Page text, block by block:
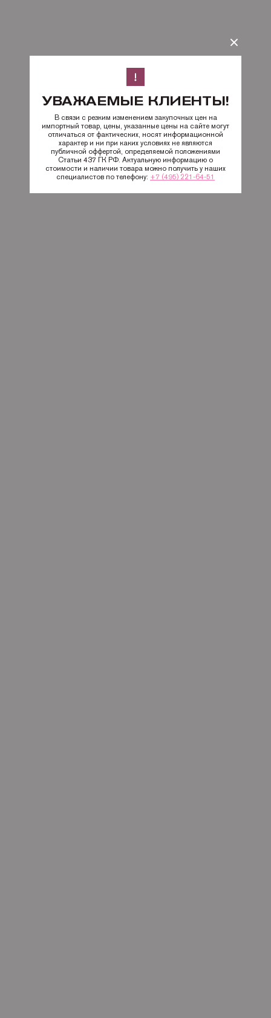
УВАЖАЕМЫЕ КЛИЕНТЫ!
В связи с резким изменением закупочных цен на
импортный товар, цены, указанные цены на сайте могут
отличаться от фактических, носят информационной
характер и ни при каких условиях не являются
публичной оффертой, определяемой положениями
Статьи 437 ГК РФ. Актуальную информацию о
стоимости и наличии товара можно получить у наших
специалистов по телефону: +7 (495) 221-64-51